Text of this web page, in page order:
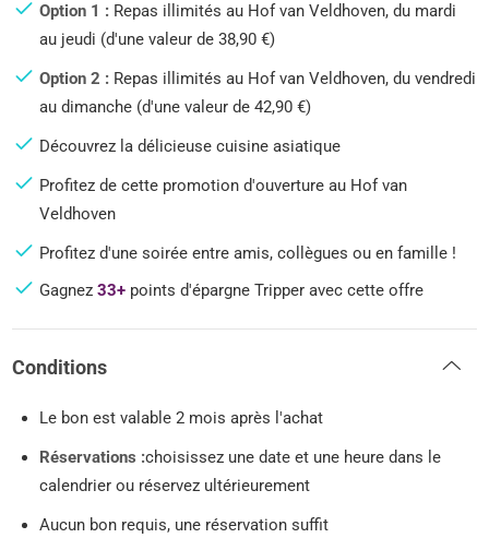
Option 1 : Repas illimités au Hof van Veldhoven, du mardi
au jeudi (d'une valeur de 38,90 €)
Option 2 : Repas illimités au Hof van Veldhoven, du vendredi
au dimanche (d'une valeur de 42,90 €)
Découvrez la délicieuse cuisine asiatique
Profitez de cette promotion d'ouverture au Hof van
Veldhoven
Profitez d'une soirée entre amis, collègues ou en famille !
Gagnez33+ points d'épargne Tripper avec cette offre
Conditions
Le bon est valable 2 mois après l'achat
Réservations :choisissez une date et une heure dans le
calendrier ou réservez ultérieurement
Aucun bon requis, une réservation suffit